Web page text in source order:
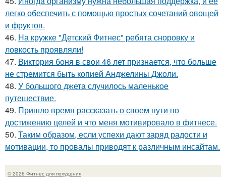
легко обеспечить с помощью простых сочетаний овощей
и фруктов.
46. На кружке "Детский Фитнес" ребята сноровку и
ловкость проявляли!
47. Виктория боня в свои 46 лет признается, что больше
не стремится быть копией Анджелины Джоли.
48. У большого джета случилось маленькое
путешествие.
49. Пришло время рассказать о своем пути по
достижению целей и что меня мотивировало в фитнесе.
50. Таким образом, если успехи дают заряд радости и
мотивации, то провалы приводят к различным инсайтам.
© 2026 Фитнес для похудения